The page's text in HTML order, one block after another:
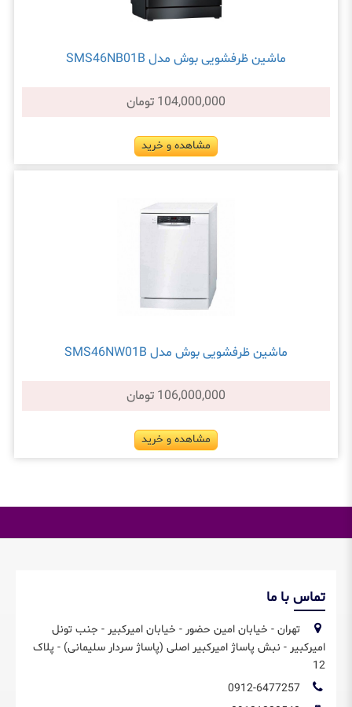
ماشین ظرفشویی بوش مدل SMS46NB01B
104,000,000 تومان
مشاهده و خرید
ماشین ظرفشویی بوش مدل SMS46NW01B
106,000,000 تومان
مشاهده و خرید
تماس با ما
تهران - خیابان امین حضور - خیابان امیرکبیر - جنب تونل
امیرکبیر - نبش پاساژ امیرکبیر اصلی (پاساژ سردار سلیمانی) - پلاک
12